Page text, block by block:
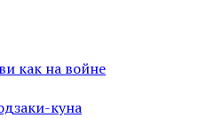
как на войне
куна